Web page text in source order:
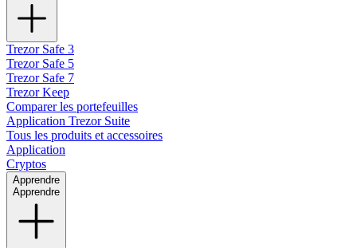
Trezor Safe 3
Trezor Safe 5
Trezor Safe 7
Trezor Keep
Comparer les portefeuilles
Application Trezor Suite
Tous les produits et accessoires
Application
Cryptos
Apprendre
Apprendre